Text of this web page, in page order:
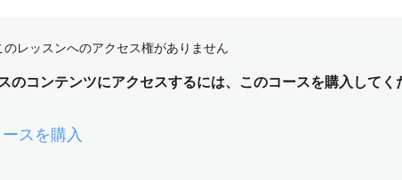
のレッスンへのアクセス権がありません
のコンテンツにアクセスするには、このコースを購入して
ースを購入